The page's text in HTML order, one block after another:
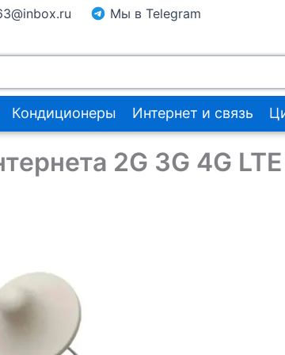
Мы в Telegram
Кондиционеры Интернет и связь
2G 3G 4G LTE